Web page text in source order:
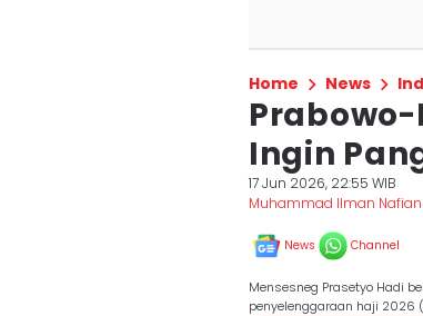
Home News
Prabowo-
Ingin
17 Jun 2026, 22:55 WIB
Muhammad Ilman Nafian
News Channel
Mensesneg Prasetyo Hadi
penyelenggaraan haji 2026